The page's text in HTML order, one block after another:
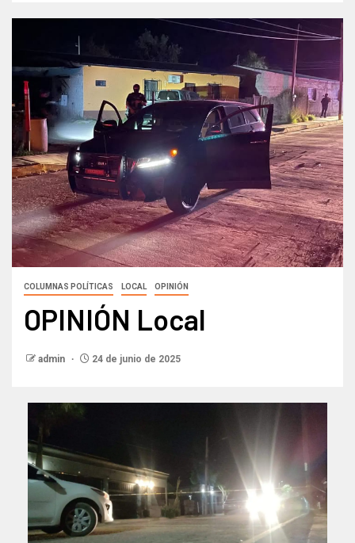
COLUMNAS POLÍTICAS LOCAL OPINIÓN
OPINIÓN Local
admin 24 de junio de 2025